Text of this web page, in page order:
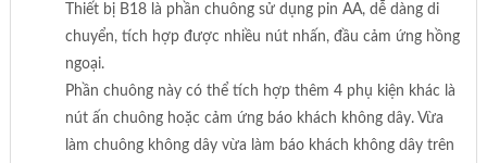
Thiết bị B18 là phần chuông sử dụng pin AA, dễ dàng di
chuyển, tích hợp được nhiều nút nhấn, đầu cảm ứng hồng
ngoại.
Phần chuông này có thể tích hợp thêm 4 phụ kiện khác là
nút ấn chuông hoặc cảm ứng báo khách không dây. Vừa
làm chuông không dây vừa làm báo khách không dây trên